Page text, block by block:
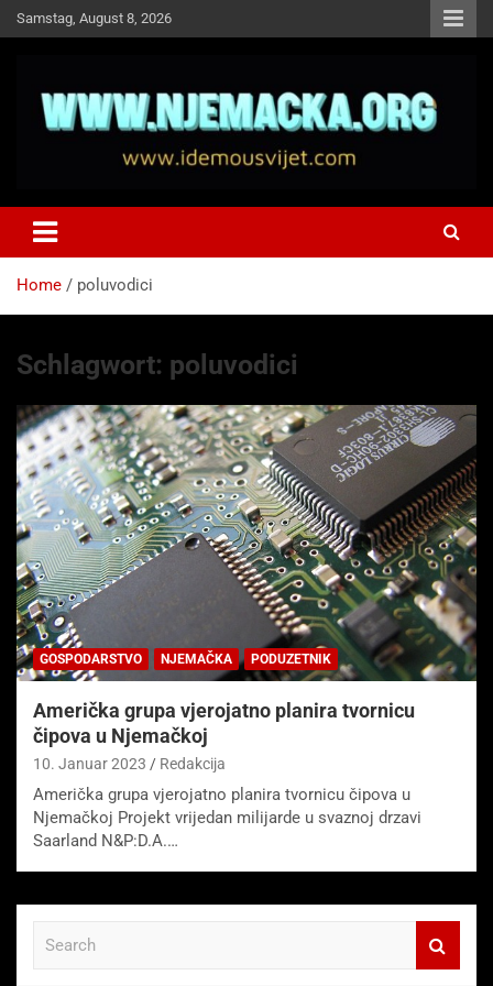
Skip
to
Samstag, August 8, 2026
Idemo u Svijet-Njemacka!
Home poluvodici
Schlagwort: poluvodici
GOSPODARSTVO NJEMAČKA PODUZETNIK
Američka grupa vjerojatno planira tvornicu
čipova u Njemačkoj
10. Januar 2023 Redakcija
Američka grupa vjerojatno planira tvornicu čipova u
Njemačkoj Projekt vrijedan milijarde u svaznoj drzavi
Saarland N&P:D.A.…